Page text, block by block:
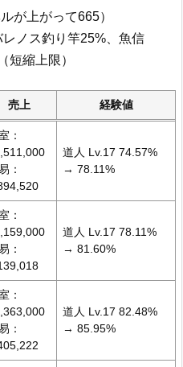
が上がって665）
レノス釣り竿25%、魚信
短縮上限）
売上 経験値
：
：
道人 Lv.17 74.57%
→ 78.11%
：
：
道人 Lv.17 78.11%
→ 81.60%
：
：
道人 Lv.17 82.48%
→ 85.95%